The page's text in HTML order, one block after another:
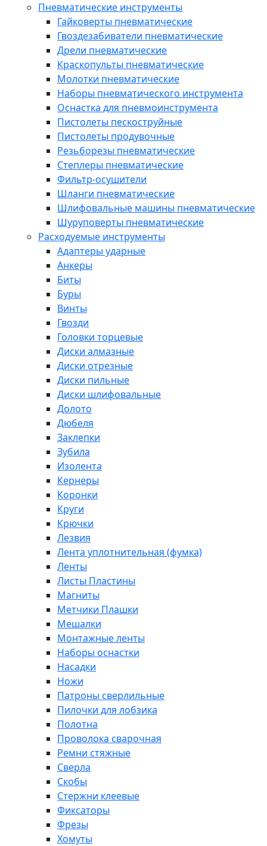
Пневматические инструменты
Гайковерты пневматические
Гвоздезабиватели пневматические
Дрели пневматические
Краскопульты пневматические
Молотки пневматические
Наборы пневматического инструмента
Оснастка для пневмоинструмента
Пистолеты пескоструйные
Пистолеты продувочные
Резьборезы пневматические
Степлеры пневматические
Фильтр-осушители
Шланги пневматические
Шлифовальные машины пневматические
Шуруповерты пневматические
Расходуемые инструменты
Адаптеры ударные
Анкеры
Биты
Буры
Винты
Гвозди
Головки торцевые
Диски алмазные
Диски отрезные
Диски пильные
Диски шлифовальные
Долото
Дюбеля
Заклепки
Зубила
Изолента
Кернеры
Коронки
Круги
Крючки
Лезвия
Лента уплотнительная (фумка)
Ленты
Листы Пластины
Магниты
Метчики Плашки
Мешалки
Монтажные ленты
Наборы оснастки
Насадки
Ножи
Патроны сверлильные
Пилочки для лобзика
Полотна
Проволока сварочная
Ремни стяжные
Сверла
Скобы
Стержни клеевые
Фиксаторы
Фрезы
Хомуты